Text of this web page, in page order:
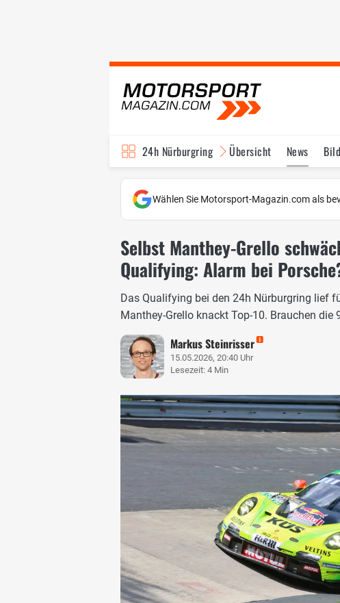
24h Nürburgring Übersicht News
Wählen Sie Motorsport-Magazin.com als
Selbst Manthey-Grello
Qualifying: Alarm bei
Das Qualifying bei den 24h Nürburgring lief
Manthey-Grello knackt Top-10. Brauchen die
Markus Steinrisser
15.05.2026, 20:40 Uhr
Lesezeit: 4 Min